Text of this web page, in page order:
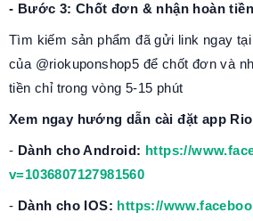
- Bước 3: Chốt đơn & nhận hoàn tiền
Tìm kiếm sản phẩm đã gửi link ngay
của @riokuponshop5 để chốt đơn và
tiền chỉ trong vòng 5-15 phút
Xem ngay hướng dẫn cài đặt app
- Dành cho Android: https://
v=1036807127981560
- Dành cho IOS: https://